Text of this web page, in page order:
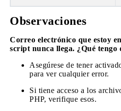
Observaciones
Correo electrónico que estoy
script nunca llega. ¿Qué tengo
Asegúrese de tener
para ver cualquier error.
Si tiene acceso a los
PHP, verifique esos.